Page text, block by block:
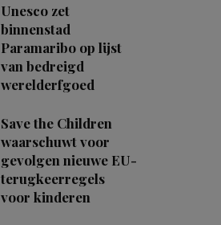
Unesco zet
binnenstad
Paramaribo op lijst
van bedreigd
werelderfgoed
Save the Children
waarschuwt voor
gevolgen nieuwe EU-
terugkeerregels
voor kinderen